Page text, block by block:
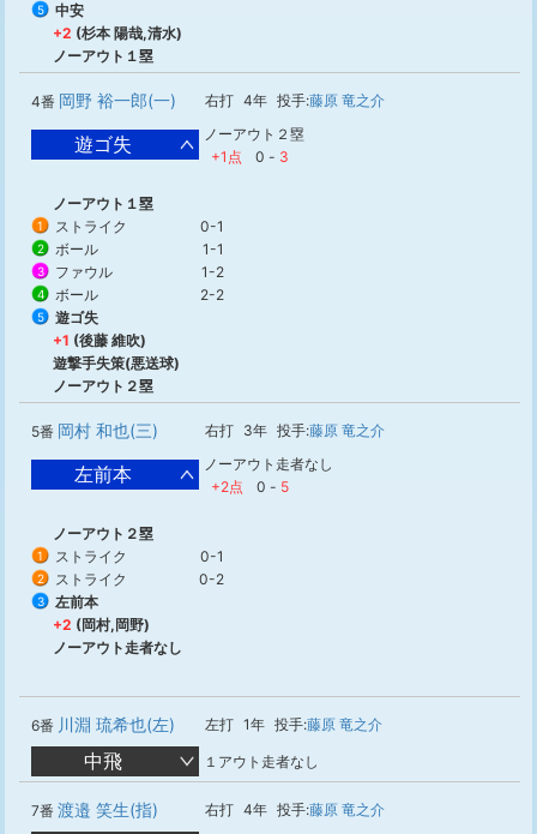
5
中安
+2 (杉本 陽哉,清水)
ノーアウト１塁
4番 岡野 裕一郎(一) 右打 4年 投手:藤原 竜之介
遊ゴ失
ノーアウト２塁
+1点
0 - 3
ノーアウト１塁
1 ストライク 0-1
2 ボール 1-1
3 ファウル 1-2
4 ボール 2-2
5
遊ゴ失
+1 (後藤 維吹)
遊撃手失策(悪送球)
ノーアウト２塁
5番 岡村 和也(三) 右打 3年 投手:藤原 竜之介
左前本
ノーアウト走者なし
+2点
0 - 5
ノーアウト２塁
1 ストライク 0-1
2 ストライク 0-2
3
左前本
+2 (岡村,岡野)
ノーアウト走者なし
6番 川淵 琉希也(左) 左打 1年 投手:藤原 竜之介
中飛 １アウト走者なし
7番 渡邉 笑生(指) 右打 4年 投手:藤原 竜之介